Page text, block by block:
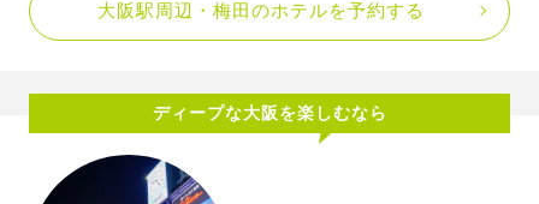
大阪駅周辺・梅田のホテルを予約する
ディープな大阪を楽しむなら